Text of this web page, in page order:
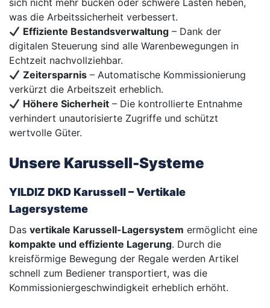
sich nicht mehr bücken oder schwere Lasten heben,
was die Arbeitssicherheit verbessert.
Effiziente Bestandsverwaltung – Dank der
digitalen Steuerung sind alle Warenbewegungen in
Echtzeit nachvollziehbar.
Zeitersparnis – Automatische Kommissionierung
verkürzt die Arbeitszeit erheblich.
Höhere Sicherheit – Die kontrollierte Entnahme
verhindert unautorisierte Zugriffe und schützt
wertvolle Güter.
Unsere Karussell-Systeme
YILDIZ DKD Karussell – Vertikale
Lagersysteme
Das vertikale Karussell-Lagersystem ermöglicht eine
kompakte und effiziente Lagerung. Durch die
kreisförmige Bewegung der Regale werden Artikel
schnell zum Bediener transportiert, was die
Kommissioniergeschwindigkeit erheblich erhöht.